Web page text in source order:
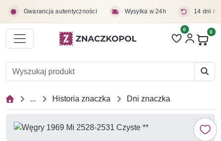
Gwarancja autentyczności Wysyłka w 24h 14 dni
Liczba pozycji
0 0
... Historia znaczka Dni znaczka